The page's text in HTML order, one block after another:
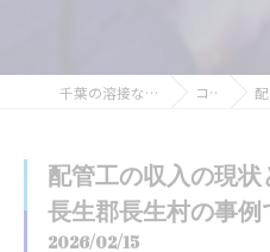
千葉の溶接なら株式会社S＆S コラム 配
配管工の収入の現
長生郡長生村の事
2026/02/15